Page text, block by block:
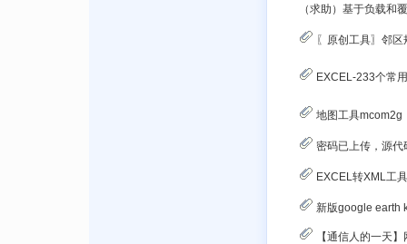
（求助）基于负载和
〖原创工具〗邻
EXCEL-233个常
地图工具mcom2g
密码已上传，源代码开放!为赚人
EXCEL转XML工具
新版google earth
【通信人的一天】网优测